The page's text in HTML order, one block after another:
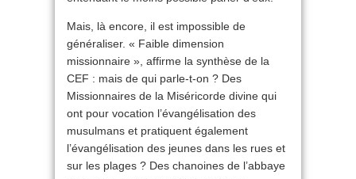
Mais, là encore, il est impossible de
généraliser. « Faible dimension
missionnaire », affirme la synthèse de la
CEF : mais de qui parle-t-on ? Des
Missionnaires de la Miséricorde divine qui
ont pour vocation l’évangélisation des
musulmans et pratiquent également
l’évangélisation des jeunes dans les rues et
sur les plages ? Des chanoines de l’abbaye